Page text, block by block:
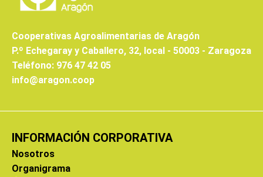
Cooperativas Agroalimentarias de Aragón
P.º Echegaray y Caballero, 32, local - 50003 - Zaragoza
Teléfono: 976 47 42 05
info@aragon.coop
INFORMACIÓN CORPORATIVA
Nosotros
Organigrama